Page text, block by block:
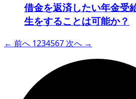
借金を返済したい年金受
生をすることは可能か？
← 前へ 1234567 次へ →